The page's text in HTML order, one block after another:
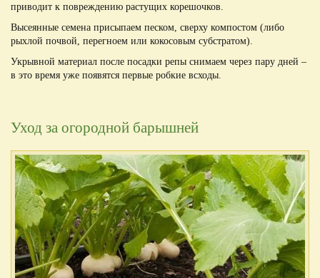
приводит к повреждению растущих корешочков.
Высеянные семена присыпаем песком, сверху компостом (либо
рыхлой почвой, перегноем или кокосовым субстратом).
Укрывной материал после посадки репы снимаем через пару дней –
в это время уже появятся первые робкие всходы.
Уход за огородной барышней